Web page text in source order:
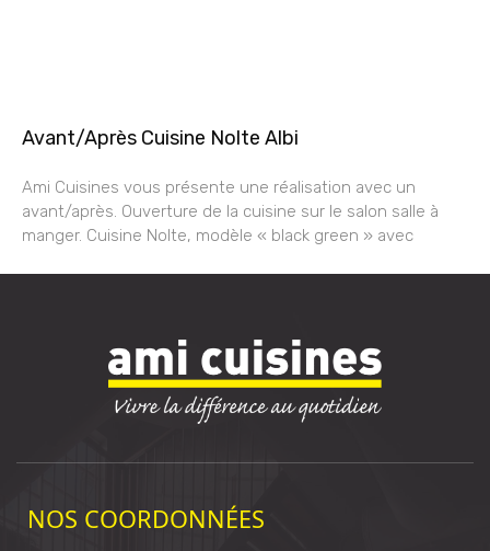
Avant/Après Cuisine Nolte Albi
Ami Cuisines vous présente une réalisation avec un
avant/après. Ouverture de la cuisine sur le salon salle à
manger. Cuisine Nolte, modèle « black green » avec
NOS COORDONNÉES